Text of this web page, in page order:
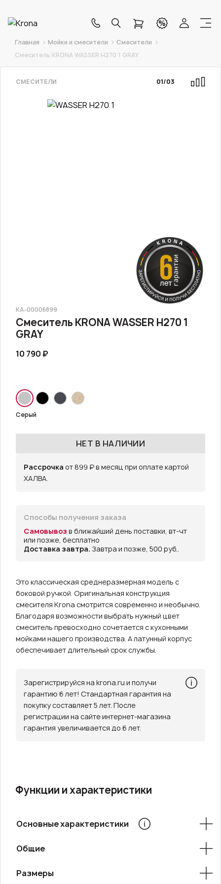
Главная Мойки и смесители
Смесители
Смеситель KRONA WASSER H270 1 GRAY
СМЕСИТЕЛИ 01/03
КА-00006899
Смеситель KRONA WASSER H270 1
GRAY
10 790 ₽
Серый
НЕТ В НАЛИЧИИ
Рассрочка от 899 ₽ в месяц при оплате картой
ХАЛВА.
Способы получения заказа
Самовывоз в ближайший день поставки, вт-чт
или позже, бесплатно
Доставка завтра. Завтра и позже, 500 руб..
Это классическая среднеразмерная модель с
боковой ручкой. Оригинальная конструкция
смесителя Krona смотрится современно и необычно.
Благодаря возможности выбрать нужный цвет
смеситель превосходно сочетается с кухонными
мойками нашего производства. А латунный корпус
обеспечивает длительный срок службы.
Зарегистрируйся на krona.ru и получи
гарантию 6 лет! Стандартная гарантия на
покупку составляет 5 лет. После
регистрации на сайте интернет-магазина
гарантия увеличивается до 6 лет.
Функции и характеристики
Основные характеристики
Общие
Размеры